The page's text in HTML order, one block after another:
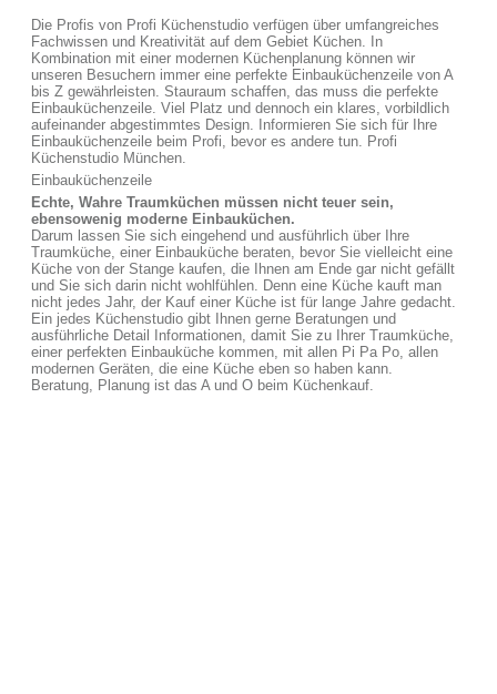
Die Profis von Profi Küchenstudio verfügen über umfangreiches
Fachwissen und Kreativität auf dem Gebiet Küchen. In
Kombination mit einer modernen Küchenplanung können wir
unseren Besuchern immer eine perfekte Einbauküchenzeile von A
bis Z gewährleisten. Stauraum schaffen, das muss die perfekte
Einbauküchenzeile. Viel Platz und dennoch ein klares, vorbildlich
aufeinander abgestimmtes Design. Informieren Sie sich für Ihre
Einbauküchenzeile beim Profi, bevor es andere tun. Profi
Küchenstudio München.
Einbauküchenzeile
Echte, Wahre Traumküchen müssen nicht teuer sein,
ebensowenig moderne Einbauküchen.
Darum lassen Sie sich eingehend und ausführlich über Ihre
Traumküche, einer Einbauküche beraten, bevor Sie vielleicht eine
Küche von der Stange kaufen, die Ihnen am Ende gar nicht gefällt
und Sie sich darin nicht wohlfühlen. Denn eine Küche kauft man
nicht jedes Jahr, der Kauf einer Küche ist für lange Jahre gedacht.
Ein jedes Küchenstudio gibt Ihnen gerne Beratungen und
ausführliche Detail Informationen, damit Sie zu Ihrer Traumküche,
einer perfekten Einbauküche kommen, mit allen Pi Pa Po, allen
modernen Geräten, die eine Küche eben so haben kann.
Beratung, Planung ist das A und O beim Küchenkauf.